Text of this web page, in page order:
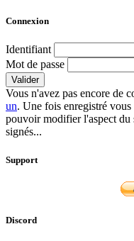
Connexion
Identifiant
Mot de passe
Valider
Vous n'avez pas encore de
un. Une fois enregistré vous
pouvoir modifier l'aspect du
signés...
Support
Discord